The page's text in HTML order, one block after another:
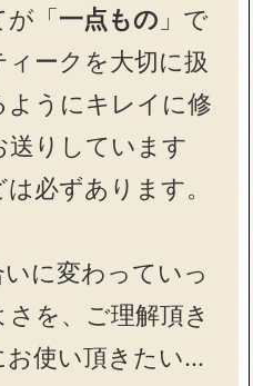
「 一点もの 」で
ークを大切に扱
ようにキレイに修
りしています
必ずあります。
に変わっていっ
を、ご理解頂き
お使い頂きたい…